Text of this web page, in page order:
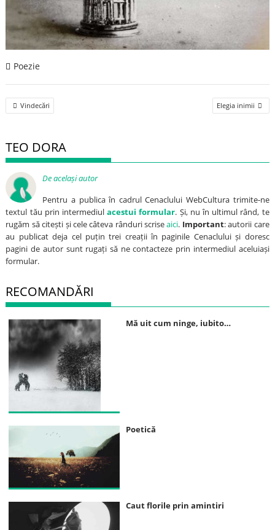
Poezie
Post
navigation
Vindecări Elegia inimii
TEO DORA
De același autor
Pentru a publica în cadrul Cenaclului WebCultura trimite-ne
textul tău prin intermediulacestui formular. Și, nu în ultimul rând, te
rugăm să citești și cele câteva rânduri scriseaici. Important: autorii care
au publicat deja cel puțin trei creații în paginile Cenaclului și doresc
pagini de autor sunt rugați să ne contacteze prin intermediul aceluiași
formular.
RECOMANDĂRI
Mă uit cum ninge, iubito…
Poetică
Caut florile prin amintiri